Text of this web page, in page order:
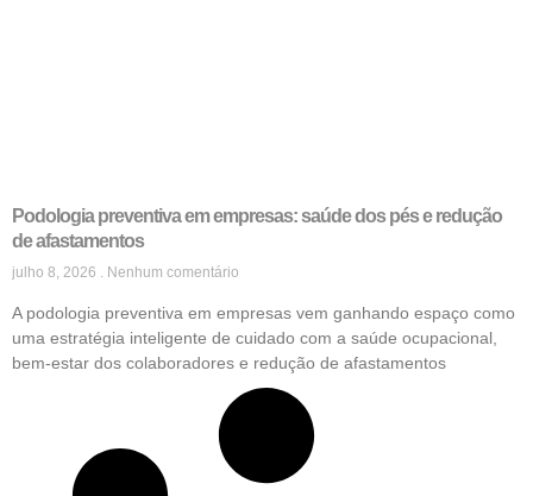
Podologia preventiva em empresas: saúde dos pés e redução
de afastamentos
julho 8, 2026 Nenhum comentário
A podologia preventiva em empresas vem ganhando espaço como
uma estratégia inteligente de cuidado com a saúde ocupacional,
bem-estar dos colaboradores e redução de afastamentos